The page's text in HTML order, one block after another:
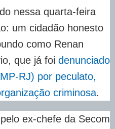
nessa quarta-feira
um cidadão honesto
como Renan
que já foi denunciado
RJ) por peculato,
criminosa.
ex-chefe da Secom